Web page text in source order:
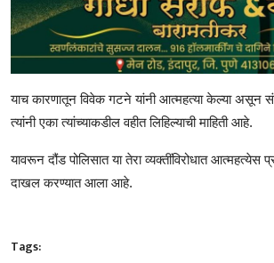
याच कारणातून विवेक गटने यांनी आत्महत्या केल्या असून
त्यांनी एका त्यांच्याकडील वहीत लिहिल्याची माहिती आहे.
यावरून दौंड पोलिसात या तेरा व्यक्तींविरोधात आत्महत्येस
दाखल करण्यात आला आहे.
Tags: